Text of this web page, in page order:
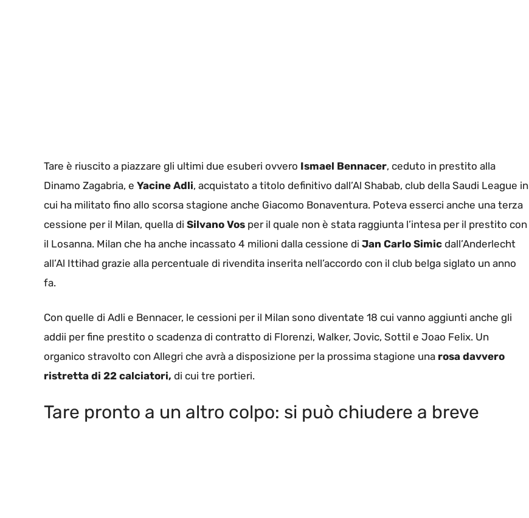
Tare è riuscito a piazzare gli ultimi due esuberi ovvero Ismael Bennacer, ceduto in prestito alla
Dinamo Zagabria, e Yacine Adli, acquistato a titolo definitivo dall’Al Shabab, club della Saudi League in
cui ha militato fino allo scorsa stagione anche Giacomo Bonaventura. Poteva esserci anche una terza
cessione per il Milan, quella di Silvano Vos per il quale non è stata raggiunta l’intesa per il prestito con
il Losanna. Milan che ha anche incassato 4 milioni dalla cessione di Jan Carlo Simic dall’Anderlecht
all’Al Ittihad grazie alla percentuale di rivendita inserita nell’accordo con il club belga siglato un anno
fa.
Con quelle di Adli e Bennacer, le cessioni per il Milan sono diventate 18 cui vanno aggiunti anche gli
addii per fine prestito o scadenza di contratto di Florenzi, Walker, Jovic, Sottil e Joao Felix. Un
organico stravolto con Allegri che avrà a disposizione per la prossima stagione una rosa davvero
ristretta di 22 calciatori, di cui tre portieri.
Tare pronto a un altro colpo: si può chiudere a breve